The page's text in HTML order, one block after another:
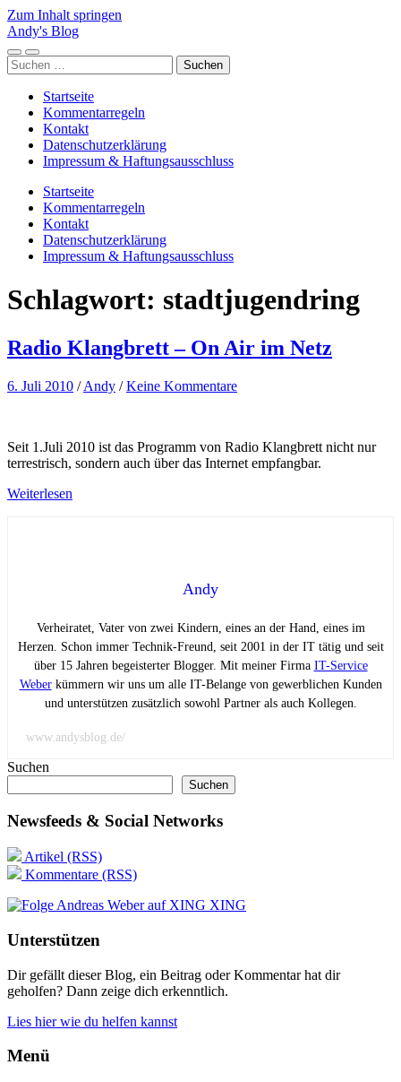
Zum Inhalt springen
Andy's Blog
Mobile-
Menü
Suchfeld
ein-/ausblenden
Suchen
nach:
Startseite
Kommentarregeln
Kontakt
Datenschutzerklärung
Impressum & Haftungsausschluss
Startseite
Kommentarregeln
Kontakt
Datenschutzerklärung
Impressum & Haftungsausschluss
Schlagwort: stadtjugendring
Radio Klangbrett – On Air im Netz
6. Juli 2010 /Andy /Keine Kommentare
Seit 1.Juli 2010 ist das Programm von Radio Klangbrett nicht nur
terrestrisch, sondern auch über das Internet empfangbar.
Weiterlesen
Andy
Verheiratet, Vater von zwei Kindern, eines an der Hand, eines im
Herzen. Schon immer Technik-Freund, seit 2001 in der IT tätig und seit
über 15 Jahren begeisterter Blogger. Mit meiner Firma IT-Service
Weberkümmern wir uns um alle IT-Belange von gewerblichen Kunden
und unterstützen zusätzlich sowohl Partner als auch Kollegen.
www.andysblog.de/
Suchen
Suchen
Newsfeeds & Social Networks
Artikel (RSS)
Kommentare (RSS)
XING
Unterstützen
Dir gefällt dieser Blog, ein Beitrag oder Kommentar hat dir
geholfen? Dann zeige dich erkenntlich.
Lies hier wie du helfen kannst
Menü